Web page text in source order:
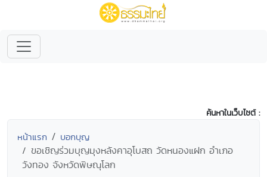
ค้นหาในเว็บไซต์ :
หน้าแรก บอกบุญ
ขอเชิญร่วมบุญมุงหลังคาอุโบสถ วัดหนองแฝก อำเภอ
วังทอง จังหวัดพิษณุโลก